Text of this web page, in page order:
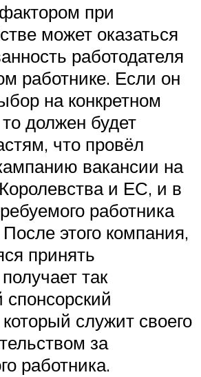
при
может оказаться
работодателя
работнике. Если он
на конкретном
должен будет
что провёл
вакансии на
и ЕС, и в
работника
этого компания,
принять
так
служит своего
за
работника.